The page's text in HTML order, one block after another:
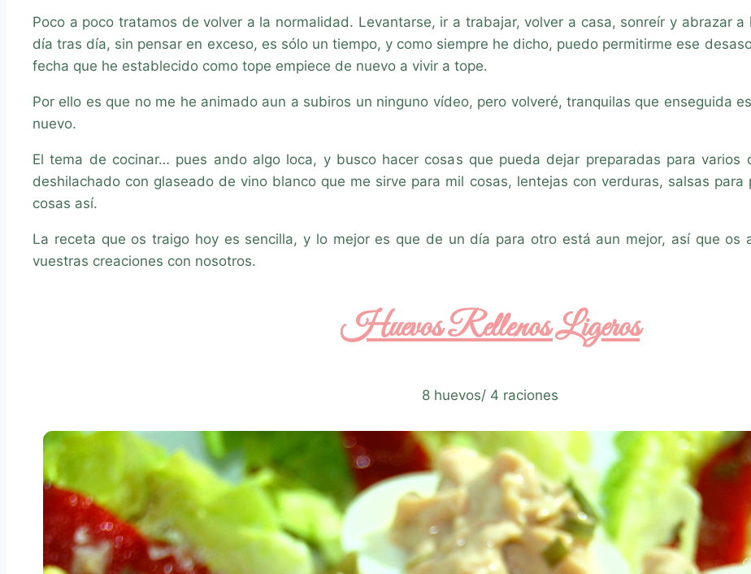
Poco a poco tratamos de volver a la normalidad. Levantarse, ir a trabajar, volver a casa, sonreír y abrazar
día tras día, sin pensar en exceso, es sólo un tiempo, y como siempre he dicho, puedo permitirme ese
fecha que he establecido como tope empiece de nuevo a vivir a tope.
Por ello es que no me he animado aun a subiros un ninguno vídeo, pero volveré, tranquilas que enseguida
nuevo.
El tema de cocinar… pues ando algo loca, y busco hacer cosas que pueda dejar preparadas para varios
deshilachado con glaseado de vino blanco que me sirve para mil cosas, lentejas con verduras, salsas
cosas así.
La receta que os traigo hoy es sencilla, y lo mejor es que de un día para otro está aun mejor, así que os
vuestras creaciones con nosotros.
Huevos Rellenos Ligeros
8 huevos/ 4 raciones